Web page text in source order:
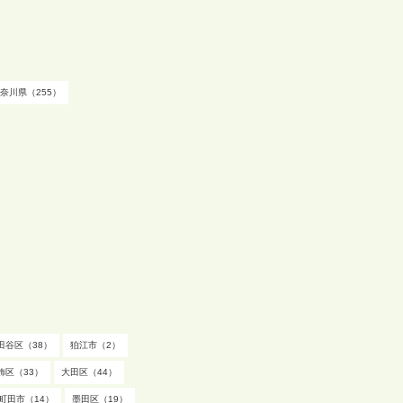
川県（255）
谷区（38） 狛江市（2）
区（33） 大田区（44）
田市（14） 墨田区（19）